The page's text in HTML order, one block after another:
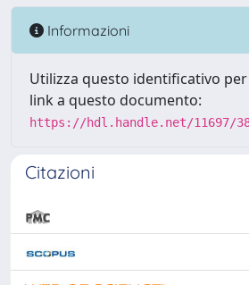
Informazioni
Utilizza questo identificativo
link a questo documento:
https://hdl.handle.net/11697/
Citazioni